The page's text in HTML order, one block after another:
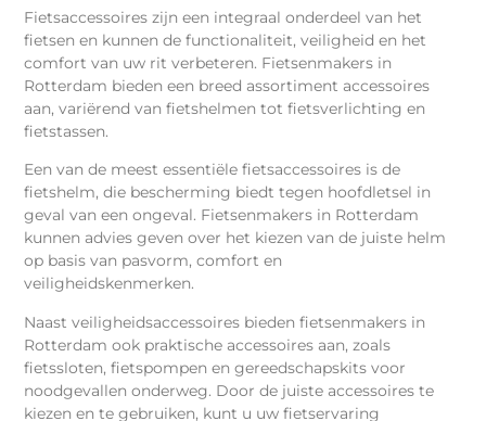
Fietsaccessoires zijn een integraal onderdeel van het
fietsen en kunnen de functionaliteit, veiligheid en het
comfort van uw rit verbeteren. Fietsenmakers in
Rotterdam bieden een breed assortiment accessoires
aan, variërend van fietshelmen tot fietsverlichting en
fietstassen.
Een van de meest essentiële fietsaccessoires is de
fietshelm, die bescherming biedt tegen hoofdletsel in
geval van een ongeval. Fietsenmakers in Rotterdam
kunnen advies geven over het kiezen van de juiste helm
op basis van pasvorm, comfort en
veiligheidskenmerken.
Naast veiligheidsaccessoires bieden fietsenmakers in
Rotterdam ook praktische accessoires aan, zoals
fietssloten, fietspompen en gereedschapskits voor
noodgevallen onderweg. Door de juiste accessoires te
kiezen en te gebruiken, kunt u uw fietservaring